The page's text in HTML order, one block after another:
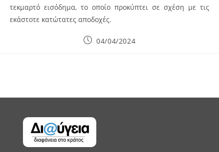
τεκμαρτό εισόδημα, το οποίο προκύπτει σε σχέση με τις
εκάστοτε κατώτατες αποδοχές.
Post04/04/2024